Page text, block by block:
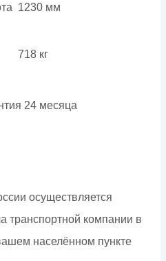
1230 мм
718 кг
24 месяца
осуществляется
транспортной компании в
населённом пункте